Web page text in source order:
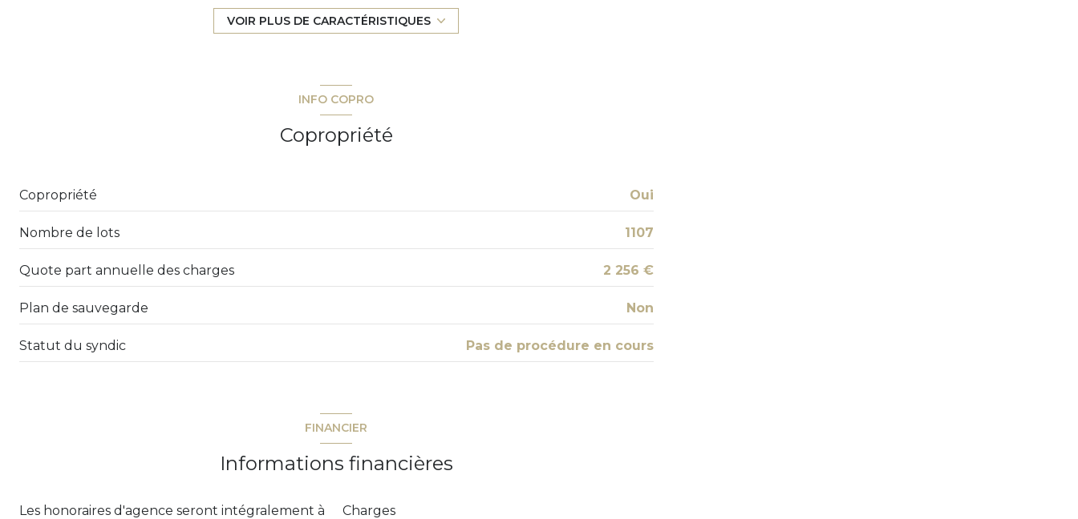
5 étage(s)
balcon
VOIR PLUS DE CARACTÉRISTIQUES
INFO COPRO
Copropriété
Copropriété Oui
Nombre de lots 1107
Quote part annuelle des charges 2 256 €
Plan de sauvegarde Non
Statut du syndic Pas de procédure en cours
FINANCIER
Informations financières
Les honoraires d'agence seront intégralement à
Charges